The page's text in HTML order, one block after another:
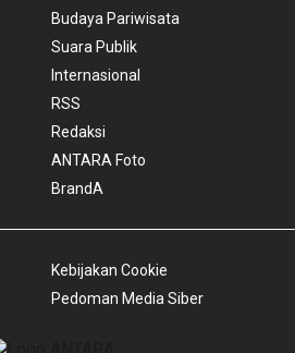
Budaya Pariwisata
Suara Publik
Internasional
RSS
Redaksi
ANTARA Foto
BrandA
Kebijakan Cookie
Pedoman Media Siber